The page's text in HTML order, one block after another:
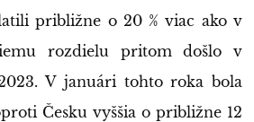
približne o 20 % viac ako v
rozdielu pritom došlo v
V januári tohto roka bola
Česku vyššia o približne 12